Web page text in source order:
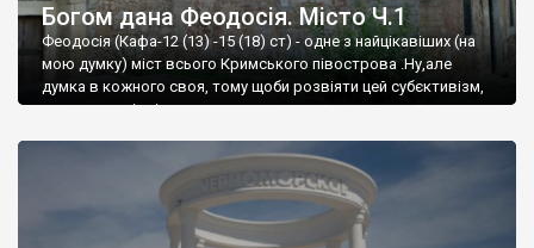
Богом дана Феодосія. Місто Ч.1
Феодосія (Кафа-12 (13) -15 (18) ст) - одне з найцікавіших (на
мою думку) міст всього Кримського півострова .Ну,але
думка в кожного своя, тому щоби розвіяти цей субєктивізм,
запрошую відвідати це